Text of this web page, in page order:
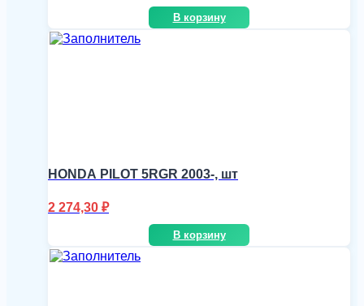
В корзину
HONDA PILOT 5RGR 2003-, шт
2 274,30 ₽
В корзину